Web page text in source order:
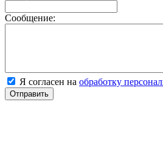
Сообщение:
Я согласен на обработку